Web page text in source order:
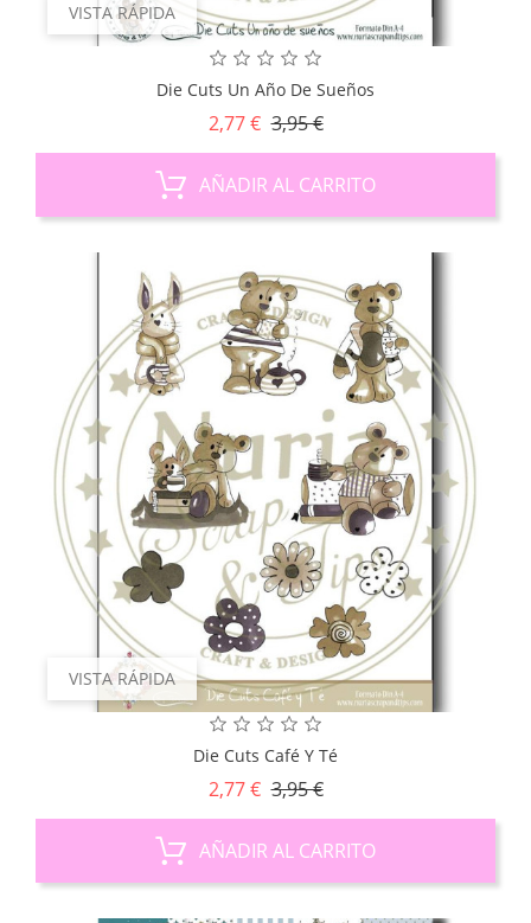
VISTA RÁPIDA
Die Cuts Un Año De Sueños
2,77 € Precio
3,95 €Precio
AÑADIR AL CARRITO
VISTA RÁPIDA
Die Cuts Café Y Té
2,77 € Precio
3,95 €Precio
AÑADIR AL CARRITO